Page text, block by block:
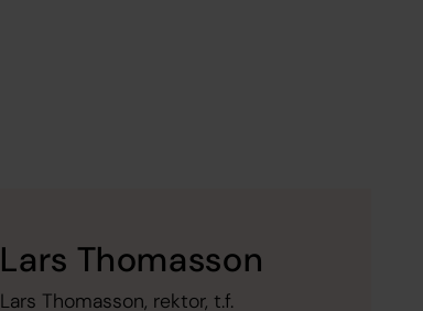
Lars Thomasson
Lars Thomasson, rektor, t.f.